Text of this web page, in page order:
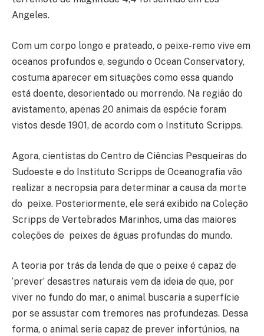
Angeles.
Com um corpo longo e prateado, o peixe-remo vive em
oceanos profundos e, segundo o Ocean Conservatory,
costuma aparecer em situações como essa quando
está doente, desorientado ou morrendo. Na região do
avistamento, apenas 20 animais da espécie foram
vistos desde 1901, de acordo com o Instituto Scripps.
Agora, cientistas do Centro de Ciências Pesqueiras do
Sudoeste e do Instituto Scripps de Oceanografia vão
realizar a necropsia para determinar a causa da morte
do peixe. Posteriormente, ele será exibido na Coleção
Scripps de Vertebrados Marinhos, uma das maiores
coleções de peixes de águas profundas do mundo.
A teoria por trás da lenda de que o peixe é capaz de
‘prever’ desastres naturais vem da ideia de que, por
viver no fundo do mar, o animal buscaria a superfície
por se assustar com tremores nas profundezas. Dessa
forma, o animal seria capaz de prever infortúnios, na